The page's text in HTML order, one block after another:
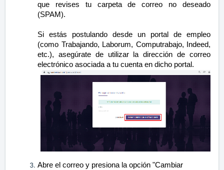
que revises tu carpeta de correo no deseado
(SPAM).
Si estás postulando desde un portal de empleo
(como Trabajando, Laborum, Computrabajo, Indeed,
etc.), asegúrate de utilizar la dirección de correo
electrónico asociada a tu cuenta en dicho portal.
Abre el correo y presiona la opción "Cambiar